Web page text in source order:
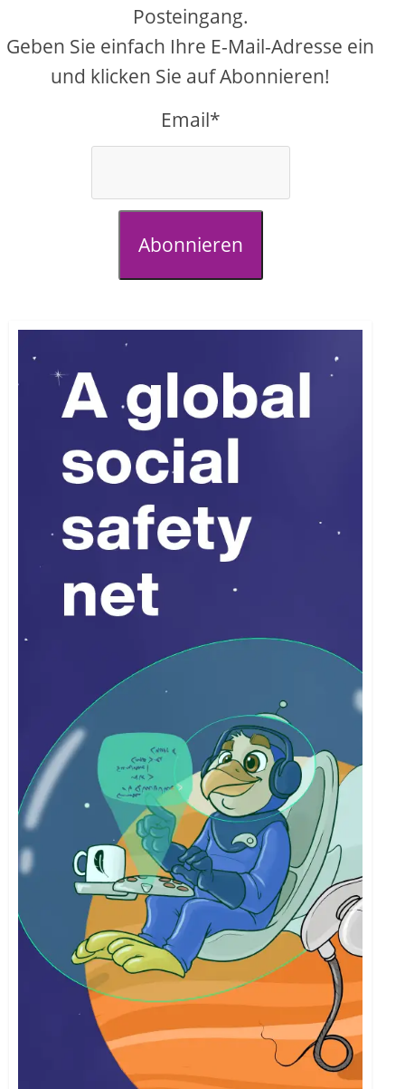
Posteingang.
Geben Sie einfach Ihre E-Mail-Adresse ein
und klicken Sie auf Abonnieren!
Email*
Abonnieren